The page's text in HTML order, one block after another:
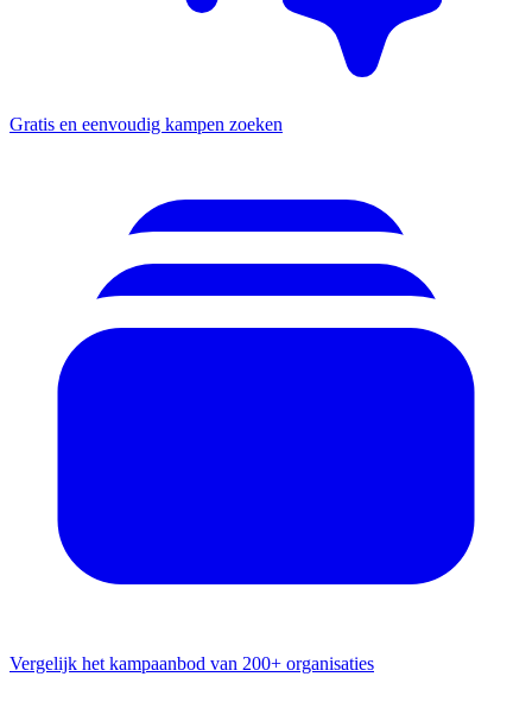
Gratis en eenvoudig kampen zoeken
Vergelijk het kampaanbod van 200+ organisaties